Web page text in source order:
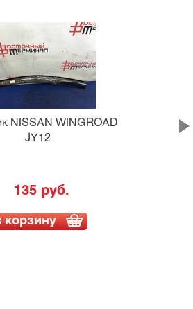
NISSAN WINGROAD
JY12
135 руб.
корзину